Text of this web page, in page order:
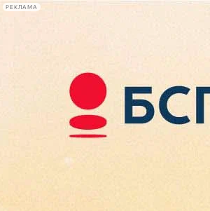
РЕКЛАМА
Сегодня:
2026.08.08
22:37
Афиша Plus